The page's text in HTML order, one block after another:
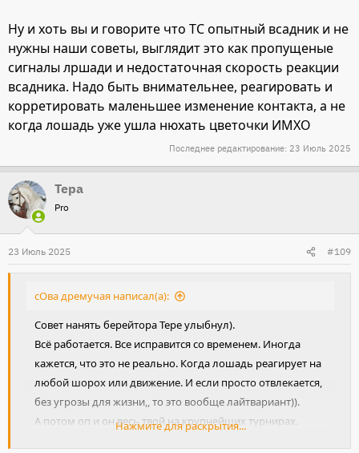
Ну и хоть вы и говорите что ТС опытный всадник и не
нужны наши советы, выглядит это как пропущеные
сигналы лршади и недостаточная скорость реакции
всадника. Надо быть внимательнее, реагировать и
корретировать маленьшее изменение контакта, а не
когда лошадь уже ушла нюхать цветочки ИМХО
Последнее редактирование: 23 Июль 2025
Тера
Pro
23 Июль 2025 #109
сОва дремучая написал(а):
Совет нанять берейтора Тере улыбнул).
Всё работается. Все исправится со временем. Иногда
кажется, что это не реально. Когда лошадь реагирует на
любой шорох или движение. И если просто отвлекается,
без угрозы для жизни,, то это вообще лайтвариант)).
А потом оп и он весь твой на крупнейших турнирах.
Нажмите для раскрытия...